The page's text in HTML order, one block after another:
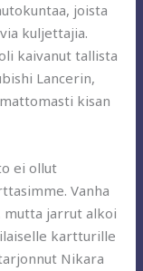
joista
kuljettajia.
kaivanut tallista
Lancerin,
kisan
ei ollut
Vanha
mutta jarrut alkoi
kartturille
Nikara